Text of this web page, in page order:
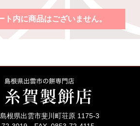
ト内に商品はございません。
根県出雲市斐川町荘原 1175-3